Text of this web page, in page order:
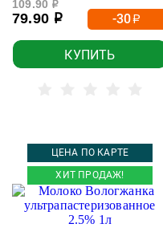
109.90 р
79.90 р -30р
КУПИТЬ
ЦЕНА ПО КАРТЕ
ХИТ ПРОДАЖ!